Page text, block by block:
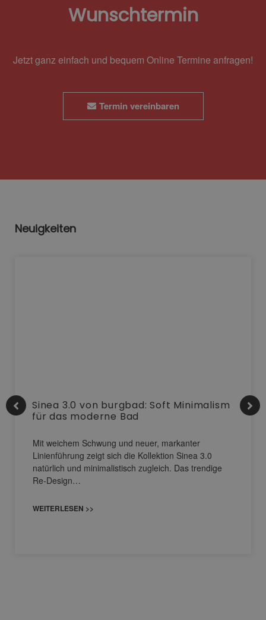
Wunschtermin
Jetzt ganz einfach und bequem Online Termine anfragen!
Termin vereinbaren
Neuigkeiten
Sinea 3.0 von burgbad: Soft Minimalism
für das moderne Bad
Mit weichem Schwung und neuer, markanter
Linienführung zeigt sich die Kollektion Sinea 3.0
natürlich und minimalistisch zugleich. Das trendige
Re-Design…
WEITERLESEN >>